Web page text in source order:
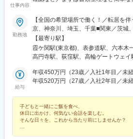
目駅、問寒別駅、東室蘭駅、ほしみ駅
重浜駅、磯分内駅、富良野駅、西北
遠軽駅、木古内駅、くりこま高原駅、
泉中央駅、古川駅、東白石駅、泉駅(
泉崎駅、中荒井駅、日立木駅、安達駅
擶駅、置賜駅、山ノ目駅、花巻空港駅
大曲駅(秋田県)、能代駅、西目駅、金
戸十和田駅、新青森駅、小中野駅、東
仕事内容
勤務地
【全国の希望場所で働く！／転居を
京、神奈川、埼玉、千葉■関東／茨城
大阪、兵庫、京都、奈良、和歌山、滋
重、静岡■北信越／新潟、富山、石川
／北海道、青森、秋田、岩手、宮城、
佐賀、長崎、大分、熊本、宮崎、鹿児
京本社／東京都千代田区2番町3番地5
階■関西支店／大阪府大阪市中央区平
階■中部支店／愛知県名古屋市中村区
名駅1st 4階■東北支店／宮城県仙台市
階■北海道支店／北海道札幌市北区7
【最寄り駅】
霞ケ関駅(東京都)、表参道駅、六本木
高円寺駅、荻窪駅、高輪ゲートウェイ
谷保駅、テレコムセンター駅、飛田給
駅、拝島駅、北赤羽駅、柴崎体育館駅
駅、清瀬駅、萩山駅、富士見ケ丘駅、
駅、新福井駅、梅島駅、西武球場前駅
河辺の森駅、西栗栖駅、三郷中央駅
給与
年収450万円（23歳／入社1年目／未経
年収520万円（27歳／入社2年目／未経
子どもと一緒にご飯を食べ、
休日に出かけ、何気ない会話を楽しむ。
そんな日々を、これから当たり前にしませんか？